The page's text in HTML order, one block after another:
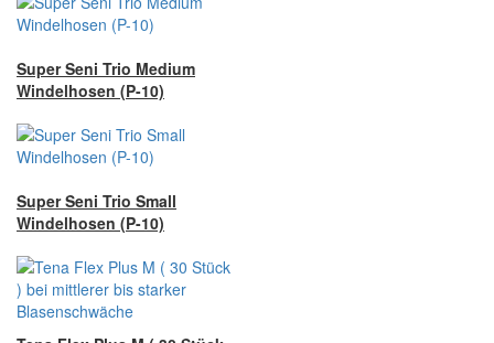
Super Seni Trio Medium
Windelhosen (P-10)
Super Seni Trio Small
Windelhosen (P-10)